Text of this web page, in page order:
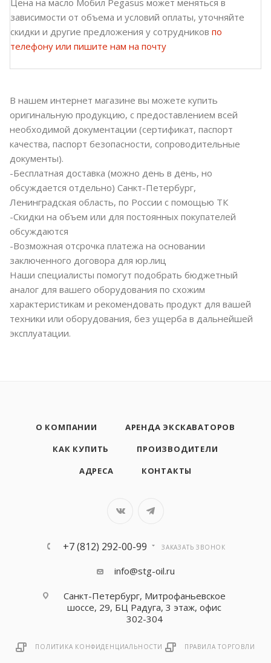
зависимости от объема и условий оплаты, уточняйте
скидки и другие предложения у сотрудников по
телефону или пишите нам на почту
В нашем интернет магазине вы можете купить
оригинальную продукцию, с предоставлением всей
необходимой документации (сертификат, паспорт
качества, паспорт безопасности, сопроводительные
документы).
-Бесплатная доставка (можно день в день, но
обсуждается отдельно) Санкт-Петербург,
Ленинградская область, по России с помощью ТК
-Скидки на объем или для постоянных покупателей
обсуждаются
-Возможная отсрочка платежа на основании
заключенного договора для юр.лиц
Наши специалисты помогут подобрать бюджетный
аналог для вашего оборудования по схожим
характеристикам и рекомендовать продукт для вашей
техники или оборудования, без ущерба в дальнейшей
эксплуатации.
О КОМПАНИИ
АРЕНДА ЭКСКАВАТОРОВ
КАК КУПИТЬ
ПРОИЗВОДИТЕЛИ
АДРЕСА
КОНТАКТЫ
+7 (812) 292-00-99 ЗАКАЗАТЬ ЗВОНОК
info@stg-oil.ru
Санкт-Петербург, Митрофаньевское
шоссе, 29, БЦ Радуга, 3 этаж, офис
302-304
ПОЛИТИКА КОНФИДЕНЦИАЛЬНОСТИ ПРАВИЛА ТОРГОВЛИ